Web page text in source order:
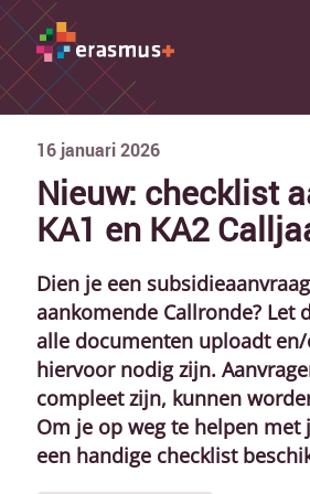
16 januari2026
Nieuw: checklist
KA1 en KA2
Dien je een
aankomende Callronde? Let
alle documenten uploadt
hiervoor nodig zijn.
compleet zijn, kunnen
Om je op weg te helpen met
een handige checklist